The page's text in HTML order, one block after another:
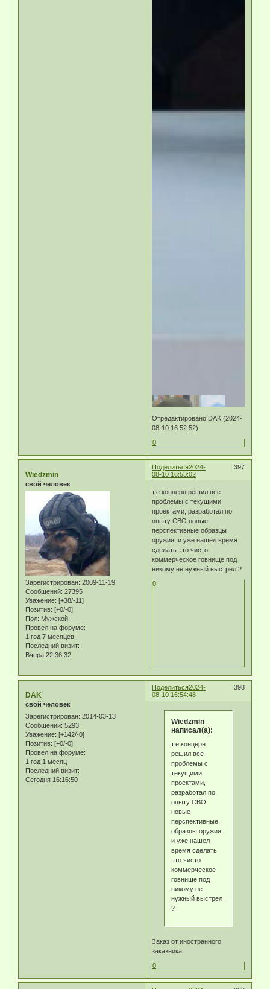
Отредактировано DAK (2024-
08-10 16:52:52)
0
Поделиться 397
2024-
08-10 16:53:02
Wiedzmin
свой человек
Зарегистрирован: 2009-11-19
Сообщений: 27395
Уважение: [+38/-11]
Позитив: [+0/-0]
Пол: Мужской
Провел на форуме:
1 год 7 месяцев
Последний визит:
Вчера 22:36:32
т.е концерн решил все
проблемы с текущими
проектами, разработал по
опыту СВО новые
перспективные образцы
оружия, и уже нашел время
сделать это чисто
коммерческое говнище под
никому не нужный выстрел ?
0
Поделиться 398
2024-
08-10 16:54:48
DAK
свой человек
Зарегистрирован: 2014-03-13
Сообщений: 5293
Уважение: [+142/-0]
Позитив: [+0/-0]
Провел на форуме:
1 год 1 месяц
Последний визит:
Сегодня 16:16:50
Wiedzmin
написал(а):
т.е концерн
решил все
проблемы с
текущими
проектами,
разработал по
опыту СВО
новые
перспективные
образцы оружия,
и уже нашел
время сделать
это чисто
коммерческое
говнище под
никому не
нужный выстрел
?
Заказ от иностранного
заказника.
0